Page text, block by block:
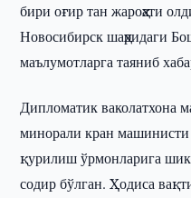
бири оғир тан жароҳати
Новосибирск шаҳридаги
маълумотларга таяниб
Дипломатик ваколатхона
минорали кран машинисти
қурилиш ўрмонларига
содир бўлган. Ҳодиса